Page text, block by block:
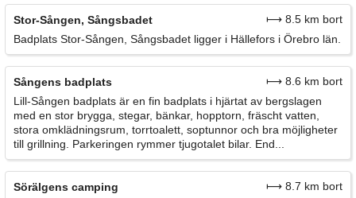
Stor-Sången, Sångsbadet
⟼ 8.5 km bort
Badplats Stor-Sången, Sångsbadet ligger i Hällefors i Örebro län.
Sångens badplats
⟼ 8.6 km bort
Lill-Sången badplats är en fin badplats i hjärtat av bergslagen
med en stor brygga, stegar, bänkar, hopptorn, fräscht vatten,
stora omklädningsrum, torrtoalett, soptunnor och bra möjligheter
till grillning. Parkeringen rymmer tjugotalet bilar. End...
Sörälgens camping
⟼ 8.7 km bort